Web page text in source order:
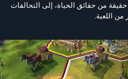
من حقائق الحياة، إلى التحالفات
اللعبة.